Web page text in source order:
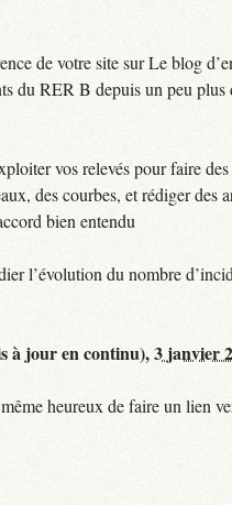
de votre site sur Le blog
du RER B depuis un peu
vos relevés pour faire
des courbes, et rédiger des
bien entendu
l’évolution du nombre
à jour en continu),3 janvier
heureux de faire un lien